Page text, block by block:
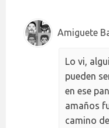
Amiguete
Lo vi,
pueden
en ese
amaños
camino